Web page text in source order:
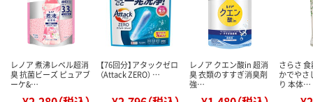
レノア 煮沸レベル超消
臭 抗菌ビーズ ピュアブ
ーケ&…
【76回分】アタックゼロ
（Attack ZERO） …
レノア クエン酸in 超消
臭 衣類のすすぎ消臭剤
強…
さらさ
かでやさ
り 本体…